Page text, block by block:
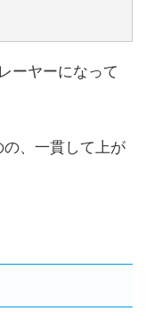
ーヤーになって
、一貫して上が